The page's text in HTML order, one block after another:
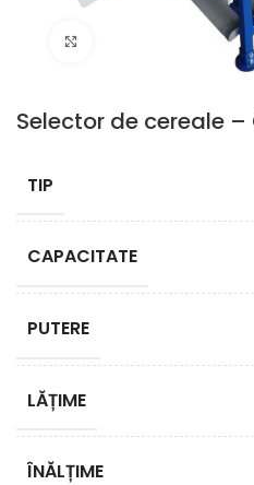
Click pentru zoom
Selector de cereale –
TIP
CAPACITATE
PUTERE
LĂȚIME
ÎNĂLȚIME